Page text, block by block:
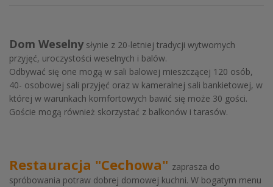
Dom Weselnysłynie z 20-letniej tradycji wytwornych
przyjęć, uroczystości weselnych i balów.
Odbywać się one mogą w sali balowej mieszczącej 120 osób,
40- osobowej sali przyjęć oraz w kameralnej sali bankietowej, w
której w warunkach komfortowych bawić się może 30 gości.
Goście mogą również skorzystać z balkonów i tarasów.
Restauracja "Cechowa" zaprasza do
spróbowania potraw dobrej domowej kuchni. W bogatym menu